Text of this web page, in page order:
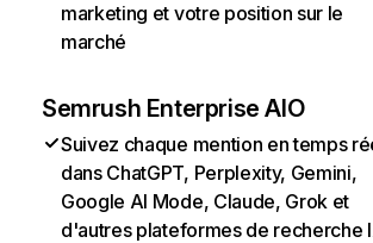
marketing et votre position sur le
marché
Semrush Enterprise AIO
Suivez chaque mention en temps
dans ChatGPT, Perplexity, Gemini,
Google AI Mode, Claude, Grok et
d'autres plateformes de recherche